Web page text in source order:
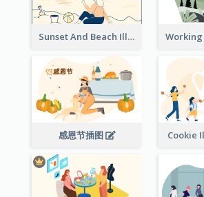
Sunset And Beach Illustration
感恩节插图 Cookie